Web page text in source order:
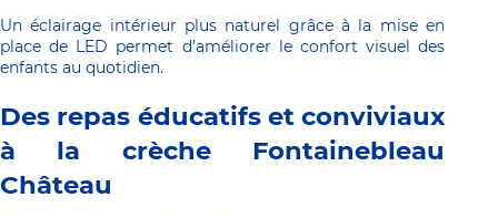
Un éclairage intérieur plus naturel grâce à la mise en
place de LED permet d’améliorer le confort visuel des
enfants au quotidien.
Des repas éducatifs et conviviaux
à la crèche Fontainebleau
Château